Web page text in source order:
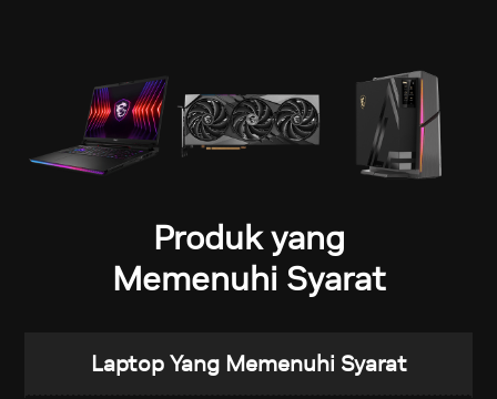
Produk yang
Memenuhi Syarat
Laptop Yang Memenuhi Syarat